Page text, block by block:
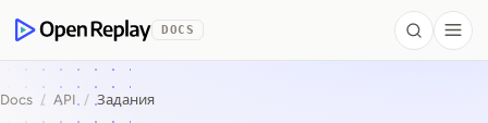
OpenReplay
DOCS Search
Docs / API / Задания